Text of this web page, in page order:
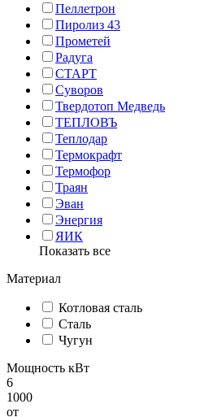
Пеллетрон
Пиролиз 43
Прометей
Радуга
СТАРТ
Суворов
Твердотоп Медведь
ТЕПЛОВЪ
Теплодар
Термокрафт
Термофор
Траян
Эван
Энергия
ЯИК
Показать все
Материал
Котловая сталь
Сталь
Чугун
Мощность кВт
6
1000
от